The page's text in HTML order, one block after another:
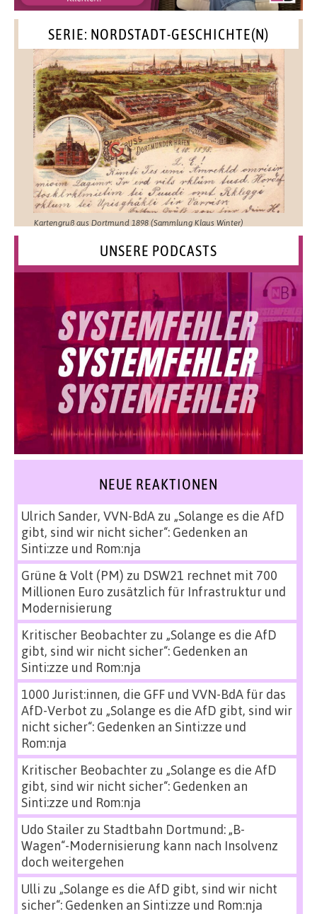
SERIE: NORDSTADT-GESCHICHTE(N)
Kartengruß aus Dortmund 1898 (Sammlung Klaus Winter)
UNSERE PODCASTS
NEUE REAKTIONEN
Ulrich Sander, VVN-BdAzu „Solange es die AfD
gibt, sind wir nicht sicher“: Gedenken an
Sinti:zze und Rom:nja
Grüne & Volt (PM) zu DSW21 rechnet mit 700
Millionen Euro zusätzlich für Infrastruktur und
Modernisierung
Kritischer Beobachterzu „Solange es die AfD
gibt, sind wir nicht sicher“: Gedenken an
Sinti:zze und Rom:nja
1000 Jurist:innen, die GFF und VVN-BdA für das
AfD-Verbot zu „Solange es die AfD gibt, sind wir
nicht sicher“: Gedenken an Sinti:zze und
Rom:nja
Kritischer Beobachterzu „Solange es die AfD
gibt, sind wir nicht sicher“: Gedenken an
Sinti:zze und Rom:nja
Udo Stailerzu Stadtbahn Dortmund: „B-
Wagen“-Modernisierung kann nach Insolvenz
doch weitergehen
Ulli zu „Solange es die AfD gibt, sind wir nicht
sicher“: Gedenken an Sinti:zze und Rom:nja